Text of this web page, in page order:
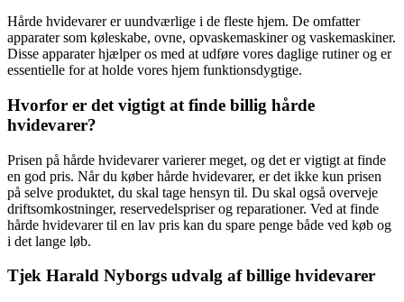
Hårde hvidevarer er uundværlige i de fleste hjem. De omfatter
apparater som køleskabe, ovne, opvaskemaskiner og vaskemaskiner.
Disse apparater hjælper os med at udføre vores daglige rutiner og er
essentielle for at holde vores hjem funktionsdygtige.
Hvorfor er det vigtigt at finde billig hårde
hvidevarer?
Prisen på hårde hvidevarer varierer meget, og det er vigtigt at finde
en god pris. Når du køber hårde hvidevarer, er det ikke kun prisen
på selve produktet, du skal tage hensyn til. Du skal også overveje
driftsomkostninger, reservedelspriser og reparationer. Ved at finde
hårde hvidevarer til en lav pris kan du spare penge både ved køb og
i det lange løb.
Tjek Harald Nyborgs udvalg af billige hvidevarer